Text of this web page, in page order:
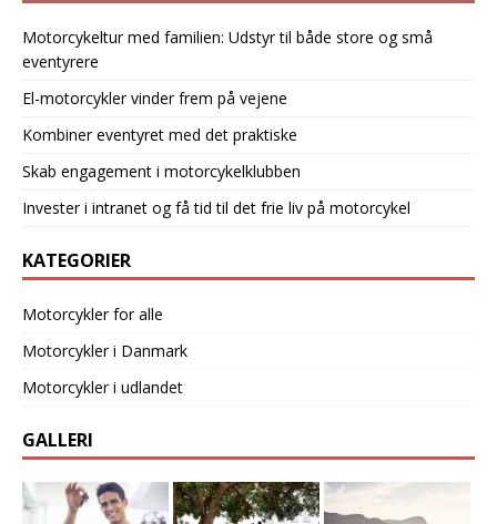
Motorcykeltur med familien: Udstyr til både store og små
eventyrere
El-motorcykler vinder frem på vejene
Kombiner eventyret med det praktiske
Skab engagement i motorcykelklubben
Invester i intranet og få tid til det frie liv på motorcykel
KATEGORIER
Motorcykler for alle
Motorcykler i Danmark
Motorcykler i udlandet
GALLERI